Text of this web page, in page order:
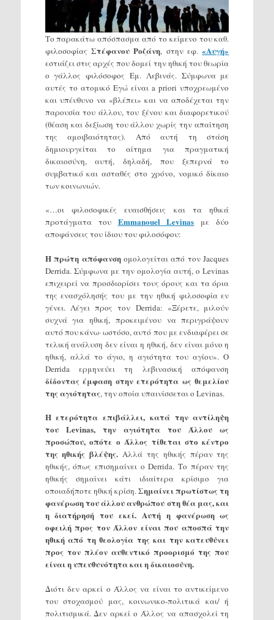
Το παρακάτω απόσπασμα από το κείμενο του καθ.
φιλοσοφίας Στέφανου Ροζάνη, στην εφ.«Αυγή»
εστιάζει στις αρχές που δομεί την ηθική του θεωρία
ο γάλλος φιλόσοφος Εμ. Λεβινάς. Σύμφωνα με
αυτές το ατομικό Εγώ είναι a priori υποχρεωμένο
και υπέυθυνο να «βλέπει» και να αποδέχεται την
παρουσία του άλλου, του ξένου και διαφορετικού
(θέαση και δεξίωση του άλλου χωρίς την απαίτηση
της αμοιβαιότητας). Από αυτή τη στάση
δημιουργείται το αίτημα για πραγματική
δικαιοσύνη, αυτή, δηλαδή, που ξεπερνά το
συμβατικό και ασταθές στο χρόνο, νομικό δίκαιο
των κοινωνιών.
«…οι φιλοσοφικές ευαισθήσεις και τα ηθικά
προτάγματα του Emmanouel Levinas με δύο
αποφάνσεις του ίδιου του φιλοσόφου:
Η πρώτη απόφανσηομολογείται από τον Jacques
Derrida. Σύμφωνα με την ομολογία αυτή, ο Levinas
επιχειρεί να προσδιορίσει τους όρους και τα όρια
της ενασχόλησής του με την ηθική φιλοσοφία εν
γένει. Λέγει προς τον Derrida: «Ξέρετε, μιλούν
συχνά για ηθική, προκειμένου να περιγράψουν
αυτό που κάνω· ωστόσο, αυτό που με ενδιαφέρει σε
τελική ανάλυση δεν είναι η ηθική, δεν είναι μόνο η
ηθική, αλλά το άγιο, η αγιότητα του αγίου». Ο
Derrida ερμηνεύει τη λεβινασική απόφανση
δίδοντας έμφαση στην ετερότητα ως θεμελίου
της αγιότητας, την οποία υπαινίσσεται ο Levinas.
Η ετερότητα επιβάλλει, κατά την αντίληψη
του Levinas, την αγιότητα του Άλλου ως
προσώπου, οπότε ο Άλλος τίθεται στο κέντρο
της ηθικής βλέψης. Αλλά της ηθικής πέραν της
ηθικής, όπως επισημαίνει ο Derrida. Το πέραν της
ηθικής σημαίνει κάτι ιδιαίτερα κρίσιμο για
οποιαδήποτε ηθική κρίση.Σημαίνει πρωτίστως τη
φανέρωση του άλλου ανθρώπου στη θέα μας, και
η διατήρησή του εκεί. Αυτή η φανέρωση ως
οφειλή προς τον Άλλον είναι που αποσπά την
ηθική από τη θεολογία της και την κατευθύνει
προς τον πλέον αυθεντικό προορισμό της που
είναι η υπευθυνότητα και η δικαιοσύνη.
Διότι δεν αρκεί ο Άλλος να είναι το αντικείμενο
του στοχασμού μας, κοινωνικο-πολιτικά και/ ή
πολιτισμικά. Δεν αρκεί ο Άλλος να απασχολεί τη